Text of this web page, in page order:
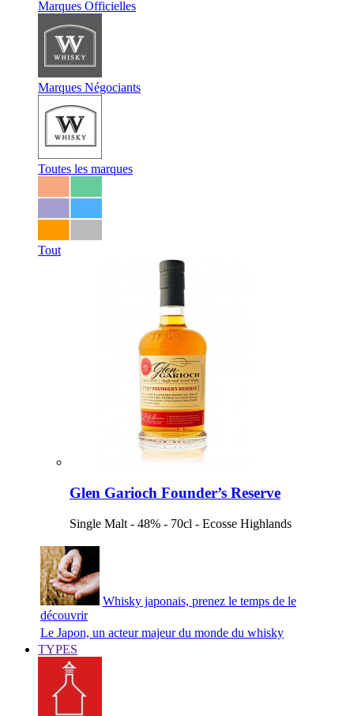
Marques Officielles
Marques Négociants
Toutes les marques
Tout
Glen Garioch Founder’s Reserve
Single Malt - 48% - 70cl - Ecosse Highlands
Whisky japonais, prenez le temps de le
découvrir
Le Japon, un acteur majeur du monde du whisky
TYPES